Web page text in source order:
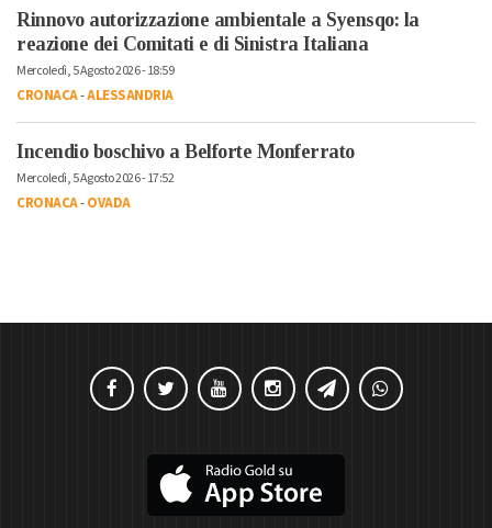
Rinnovo autorizzazione ambientale a Syensqo: la
reazione dei Comitati e di Sinistra Italiana
Mercoledì, 5 Agosto 2026 - 18:59
CRONACA-ALESSANDRIA
Incendio boschivo a Belforte Monferrato
Mercoledì, 5 Agosto 2026 - 17:52
CRONACA-OVADA